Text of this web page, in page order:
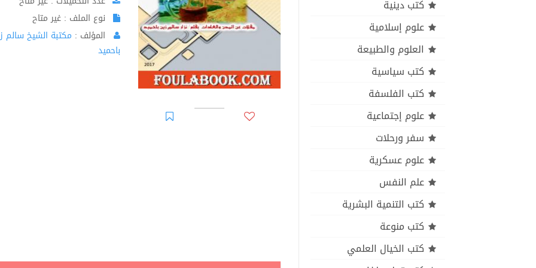
كتب دينية
علوم إسلامية
العلوم والطبيعة
كتب سياسية
كتب الفلسفة
علوم إجتماعية
سفر ورحلات
علوم عسكرية
علم النفس
كتب التنمية البشرية
كتب منوعة
كتب الخيال العلمي
نوع الملف : غير متاح
المؤلف : مكتبة الشيخ سالم
باحميد